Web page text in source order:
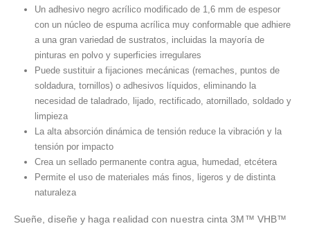
Un adhesivo negro acrílico modificado de 1,6 mm de espesor
con un núcleo de espuma acrílica muy conformable que adhiere
a una gran variedad de sustratos, incluidas la mayoría de
pinturas en polvo y superficies irregulares
Puede sustituir a fijaciones mecánicas (remaches, puntos de
soldadura, tornillos) o adhesivos líquidos, eliminando la
necesidad de taladrado, lijado, rectificado, atornillado, soldado y
limpieza
La alta absorción dinámica de tensión reduce la vibración y la
tensión por impacto
Crea un sellado permanente contra agua, humedad, etcétera
Permite el uso de materiales más finos, ligeros y de distinta
naturaleza
Sueñe, diseñe y haga realidad con nuestra cinta 3M™ VHB™